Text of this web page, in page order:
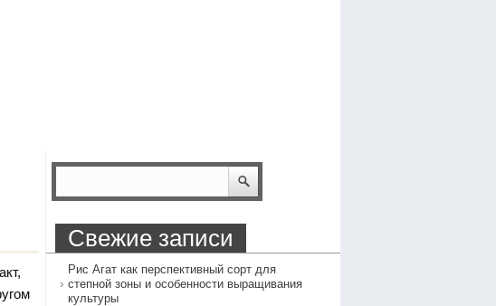
Свежие записи
Рис Агат как перспективный сорт для
степной зоны и особенности выращивания
культуры